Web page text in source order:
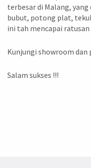
terbesar di Malang,
bubut, potong plat,
ini tah mencapai
Kunjungi showroom dan
Salam sukses !!!